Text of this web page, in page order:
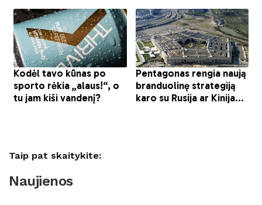
Taip pat skaitykite:
Naujienos